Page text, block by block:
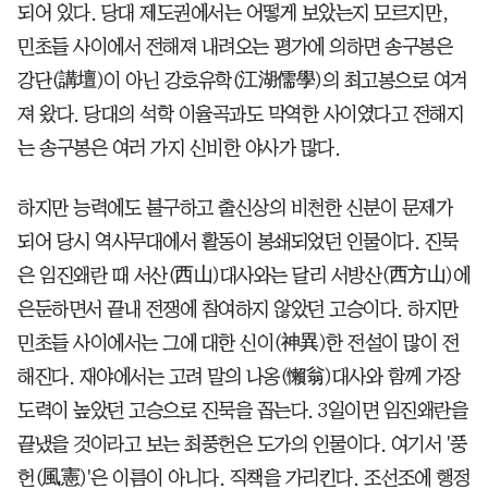
되어 있다. 당대 제도권에서는 어떻게 보았는지 모르지만,
민초들 사이에서 전해져 내려오는 평가에 의하면 송구봉은
강단(講壇)이 아닌 강호유학(江湖儒學)의 최고봉으로 여겨
져 왔다. 당대의 석학 이율곡과도 막역한 사이였다고 전해지
는 송구봉은 여러 가지 신비한 야사가 많다.
하지만 능력에도 불구하고 출신상의 비천한 신분이 문제가
되어 당시 역사무대에서 활동이 봉쇄되었던 인물이다. 진묵
은 임진왜란 때 서산(西山)대사와는 달리 서방산(西方山)에
은둔하면서 끝내 전쟁에 참여하지 않았던 고승이다. 하지만
민초들 사이에서는 그에 대한 신이(神異)한 전설이 많이 전
해진다. 재야에서는 고려 말의 나옹(懶翁)대사와 함께 가장
도력이 높았던 고승으로 진묵을 꼽는다. 3일이면 임진왜란을
끝냈을 것이라고 보는 최풍헌은 도가의 인물이다. 여기서 '풍
헌(風憲)'은 이름이 아니다. 직책을 가리킨다. 조선조에 행정